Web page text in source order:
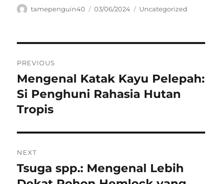
Author
tamepenguin40
Posted
03/06/2024 Categories
Uncategorized
pos
PREVIOUS
Previous
post:
Mengenal Katak Kayu Pelepah:
Si Penghuni Rahasia Hutan
Tropis
NEXT
Next
post:
Tsuga spp.: Mengenal Lebih